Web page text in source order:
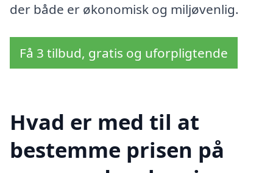
der både er økonomisk og miljøvenlig.
Få 3 tilbud, gratis og uforpligtende
Hvad er med til at
bestemme prisen på